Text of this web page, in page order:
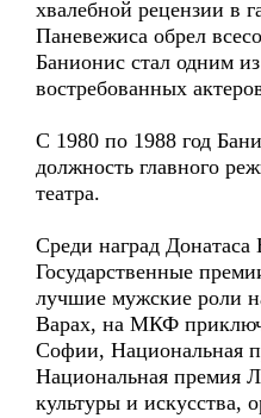
хвалебной рецензии в
Паневежиса обрел
Банионис стал одним
востребованных
С 1980 по 1988 год
должность главного
театра.
Среди наград
Государственные
лучшие мужские роли
Варах, на МКФ
Софии, Национальная
Национальная премия
культуры и искусства,